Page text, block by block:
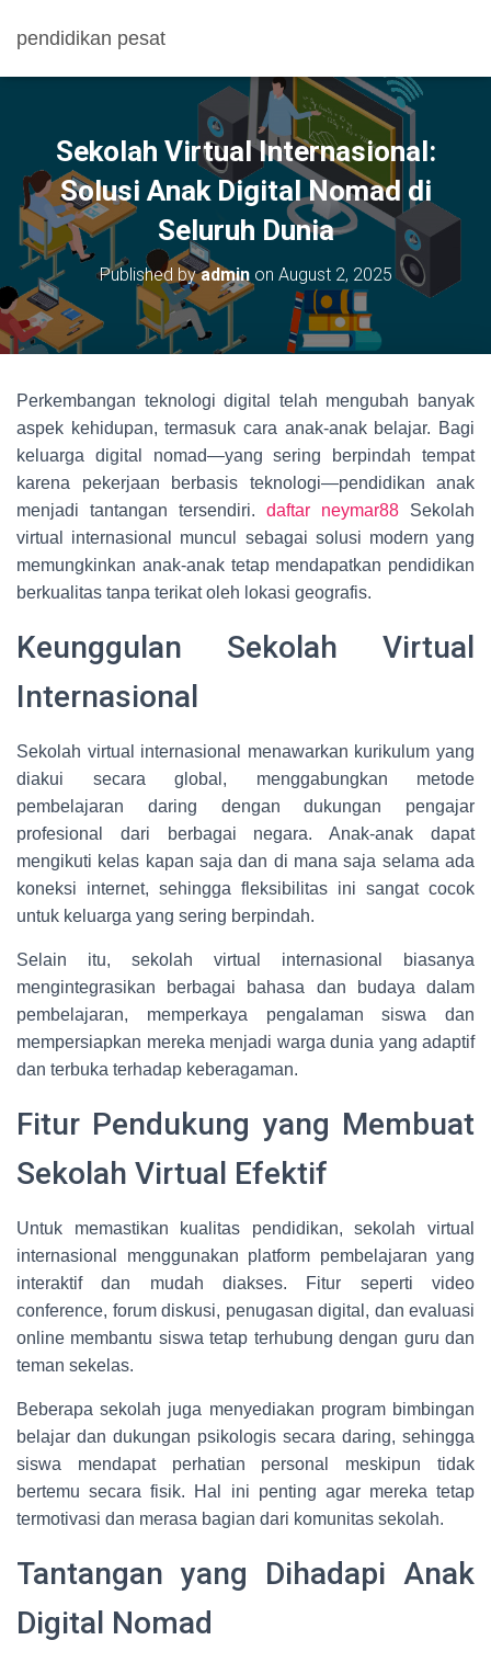
pendidikan pesat
Sekolah Virtual Internasional:
Solusi Anak Digital Nomad di
Seluruh Dunia
Published byadminon August 2, 2025
Perkembangan teknologi digital telah mengubah banyak
aspek kehidupan, termasuk cara anak-anak belajar. Bagi
keluarga digital nomad—yang sering berpindah tempat
karena pekerjaan berbasis teknologi—pendidikan anak
menjadi tantangan tersendiri. daftar neymar88 Sekolah
virtual internasional muncul sebagai solusi modern yang
memungkinkan anak-anak tetap mendapatkan pendidikan
berkualitas tanpa terikat oleh lokasi geografis.
Keunggulan Sekolah Virtual
Internasional
Sekolah virtual internasional menawarkan kurikulum yang
diakui secara global, menggabungkan metode
pembelajaran daring dengan dukungan pengajar
profesional dari berbagai negara. Anak-anak dapat
mengikuti kelas kapan saja dan di mana saja selama ada
koneksi internet, sehingga fleksibilitas ini sangat cocok
untuk keluarga yang sering berpindah.
Selain itu, sekolah virtual internasional biasanya
mengintegrasikan berbagai bahasa dan budaya dalam
pembelajaran, memperkaya pengalaman siswa dan
mempersiapkan mereka menjadi warga dunia yang adaptif
dan terbuka terhadap keberagaman.
Fitur Pendukung yang Membuat
Sekolah Virtual Efektif
Untuk memastikan kualitas pendidikan, sekolah virtual
internasional menggunakan platform pembelajaran yang
interaktif dan mudah diakses. Fitur seperti video
conference, forum diskusi, penugasan digital, dan evaluasi
online membantu siswa tetap terhubung dengan guru dan
teman sekelas.
Beberapa sekolah juga menyediakan program bimbingan
belajar dan dukungan psikologis secara daring, sehingga
siswa mendapat perhatian personal meskipun tidak
bertemu secara fisik. Hal ini penting agar mereka tetap
termotivasi dan merasa bagian dari komunitas sekolah.
Tantangan yang Dihadapi Anak
Digital Nomad